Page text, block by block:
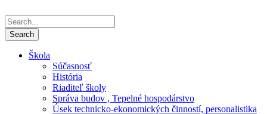
Škola
Súčasnosť
História
Riaditeľ školy
Správa budov , Tepelné hospodárstvo
Úsek technicko-ekonomických činností, personalistika